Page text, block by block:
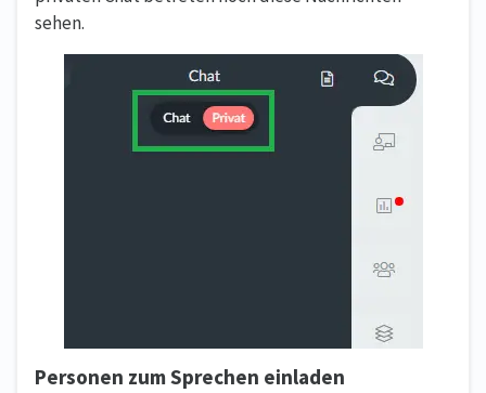
sehen.
Personen zum Sprechen einladen